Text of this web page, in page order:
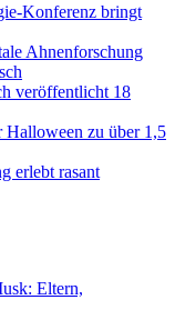
Konferenz bringt
Ahnenforschung
veröffentlicht 18
Halloween zu über 1,5
erlebt rasant
Eltern,